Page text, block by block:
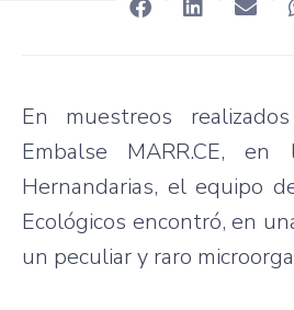
En muestreos
Embalse MARR.CE,
Hernandarias, el equipo
Ecológicos encontró, en
un peculiar y raro